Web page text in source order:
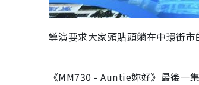
導演要求大家頭貼頭躺在中環街市
《MM730 - Auntie妳好》最後一